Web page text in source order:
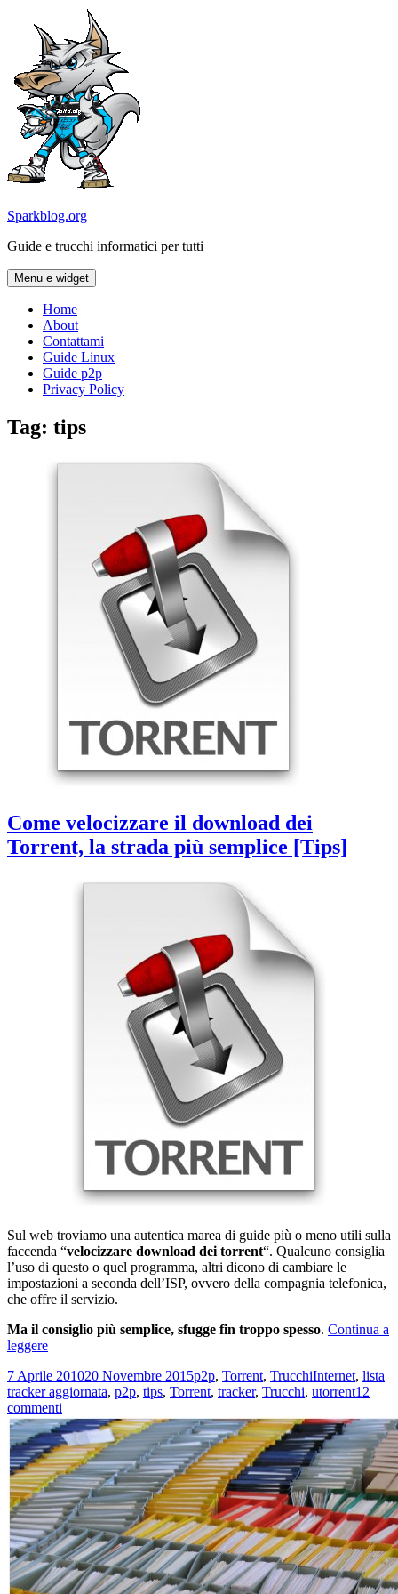
contenuto
Sparkblog.org
Guide e trucchi informatici per tutti
Menu e widget
Home
About
Contattami
Guide Linux
Guide p2p
Privacy Policy
Tag: tips
Come velocizzare il download dei
Torrent, la strada più semplice [Tips]
Sul web troviamo una autentica marea di guide più o meno utili sulla
faccenda “velocizzare download dei torrent“. Qualcuno consiglia
l’uso di questo o quel programma, altri dicono di cambiare le
impostazioni a seconda dell’ISP, ovvero della compagnia telefonica,
che offre il servizio.
Ma il consiglio più semplice, sfugge fin troppo spesso. Continua a
leggereCome
il
download
dei
Torrent,
la
strada
più
semplice
[Tips]
Scritto
il
7 Aprile 201020 Novembre 2015Categorie
p2p, Torrent, TrucchiTag
Internet, lista
tracker aggiornata, p2p, tips, Torrent, tracker, Trucchi, utorrent12
commenti
Come
velocizzare
il
download
dei
Torrent,
la
strada
più
semplice
[Tips]